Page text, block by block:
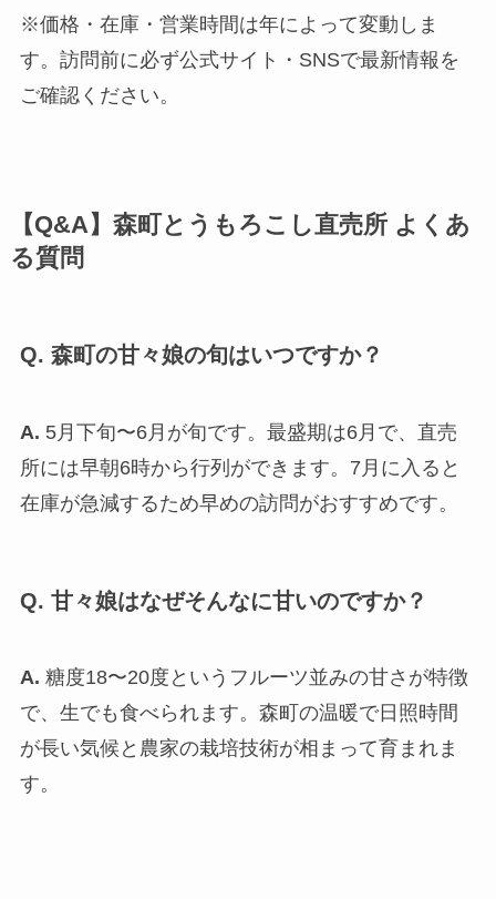
※価格・在庫・営業時間は年によって変動しま
す。訪問前に必ず公式サイト・SNSで最新情報を
ご確認ください。
【Q&A】森町とうもろこし直売所 よくあ
る質問
Q. 森町の甘々娘の旬はいつですか？
A. 5月下旬〜6月が旬です。最盛期は6月で、直売
所には早朝6時から行列ができます。7月に入ると
在庫が急減するため早めの訪問がおすすめです。
Q. 甘々娘はなぜそんなに甘いのですか？
A. 糖度18〜20度というフルーツ並みの甘さが特徴
で、生でも食べられます。森町の温暖で日照時間
が長い気候と農家の栽培技術が相まって育まれま
す。